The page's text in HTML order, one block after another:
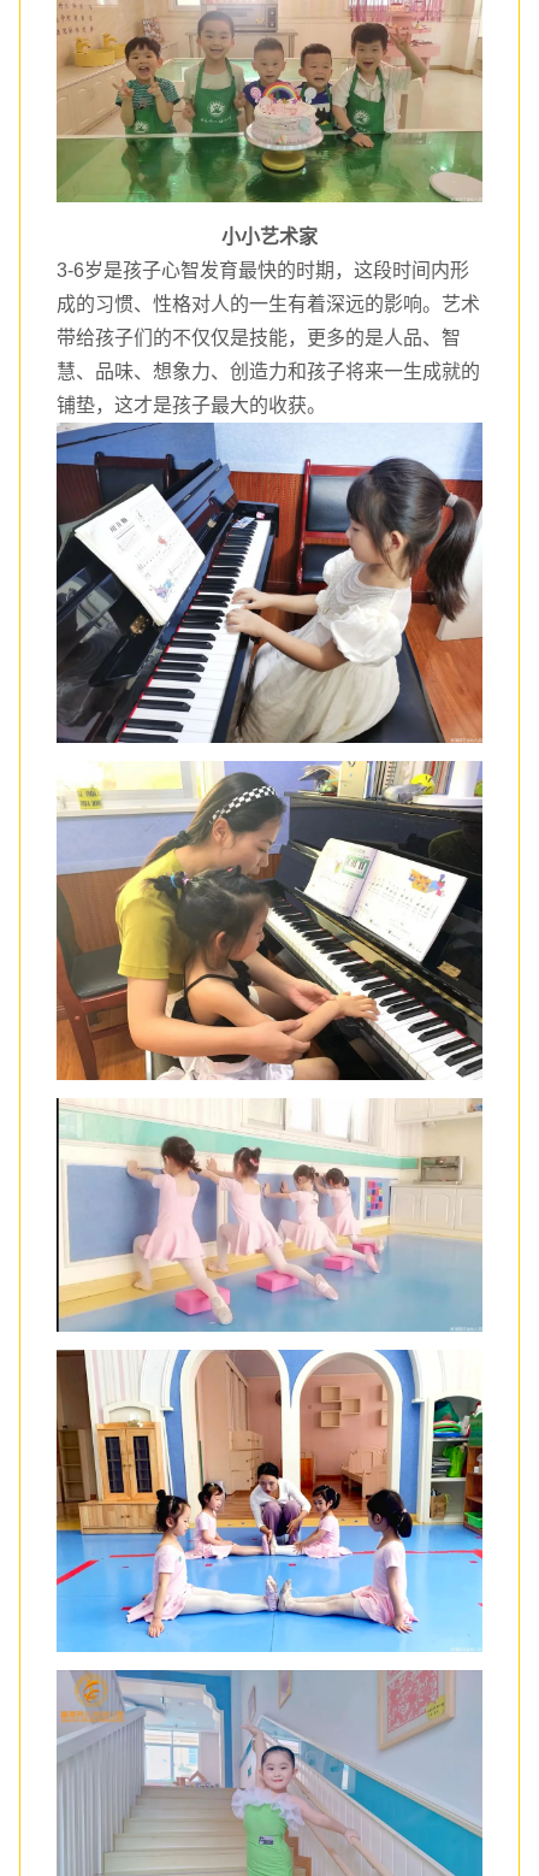
小小艺术家
3-6岁是孩子心智发育最快的时期，这段时间内形
成的习惯、性格对人的一生有着深远的影响。艺术
带给孩子们的不仅仅是技能，更多的是人品、智
慧、品味、想象力、创造力和孩子将来一生成就的
铺垫，这才是孩子最大的收获。